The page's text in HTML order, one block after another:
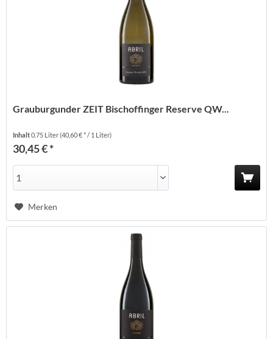
Grauburgunder ZEIT Bischoffinger Reserve QW...
Inhalt0.75 Liter(40,60 € * / 1 Liter)
30,45 € *
Merken